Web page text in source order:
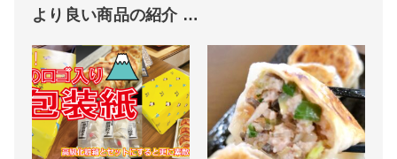
より良い商品の紹介 …